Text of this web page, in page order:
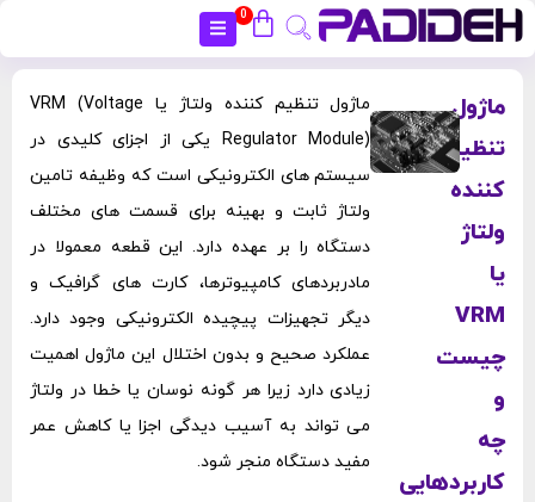
0
ماژول
تنظیم‌
کننده‌
ولتاژ
VRM
چیست
چه
کاربردهایی
ماژول تنظیم‌ کننده‌ ولتاژ یا VRM (Voltage
Regulator Module) یکی از اجزای کلیدی در
سیستم ‌های الکترونیکی است که وظیفه تامین
ولتاژ ثابت و بهینه برای قسمت ‌های مختلف
دستگاه را بر عهده دارد. این قطعه معمولا در
مادربردهای کامپیوترها، کارت ‌های گرافیک و
دیگر تجهیزات پیچیده الکترونیکی وجود دارد.
عملکرد صحیح و بدون اختلال این ماژول اهمیت
زیادی دارد زیرا هر گونه نوسان یا خطا در ولتاژ
می ‌تواند به آسیب‌ دیدگی اجزا یا کاهش عمر
مفید دستگاه منجر شود.
بستن